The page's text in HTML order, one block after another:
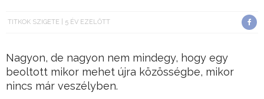
TITKOK SZIGETE 5 ÉV EZELŐTT
Nagyon, de nagyon nem mindegy, hogy egy
beoltott mikor mehet újra közösségbe, mikor
nincs már veszélyben.